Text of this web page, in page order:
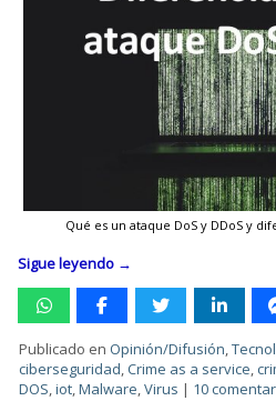
Qué es un ataque DoS y DDoS y
Sigue leyendo →
Publicado en Opinión/Difusión,
ciberseguridad,Crime as a service,
DOS,iot,Malware,Virus | 10